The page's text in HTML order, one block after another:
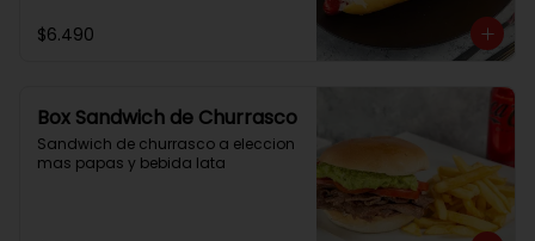
$6.490
Box Sandwich de Churrasco
Sandwich de churrasco a eleccion
mas papas y bebida lata